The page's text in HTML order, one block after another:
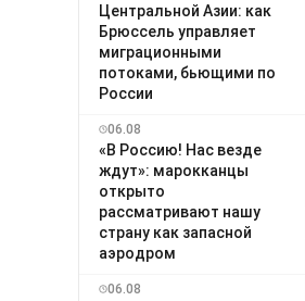
Центральной Азии: как
Брюссель управляет
миграционными
потоками, бьющими по
России
06.08
«В Россию! Нас везде
ждут»: марокканцы
открыто
рассматривают нашу
страну как запасной
аэродром
06.08